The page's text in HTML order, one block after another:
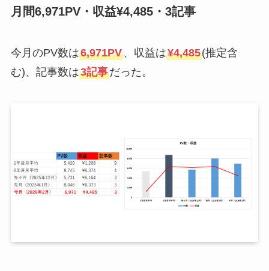
月間6,971PV・収益¥4,485・3記事
今月のPV数は6,971PV、収益は¥4,485(推定含
む)、記事数は3記事だった。